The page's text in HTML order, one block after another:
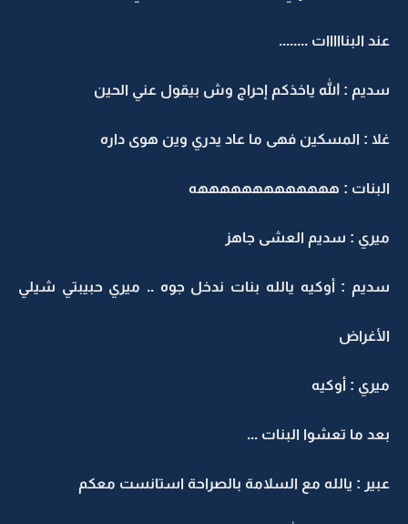
عند البنااااات ........
سديم : الله ياخذكم إحراج وش بيقول عني الحين
غلا : المسكين فهى ما عاد يدري وين هوى داره
البنات : هههههههههههههه
ميري : سديم العشى جاهز
سديم : أوكيه يالله بنات ندخل جوه .. ميري حبيبتي شيلي
الأغراض
ميري : أوكيه
بعد ما تعشوا البنات ...
عبير : يالله مع السلامة بالصراحة استانست معكم